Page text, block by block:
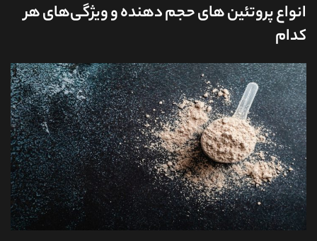
انواع پروتئین های حجم دهنده و ویژگی‌های هر
کدام